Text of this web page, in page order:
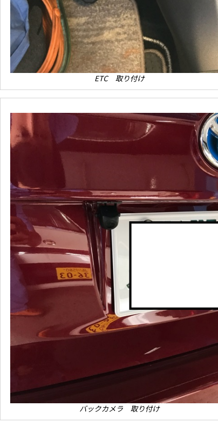
ETC 取り付け
バックカメラ 取り付け